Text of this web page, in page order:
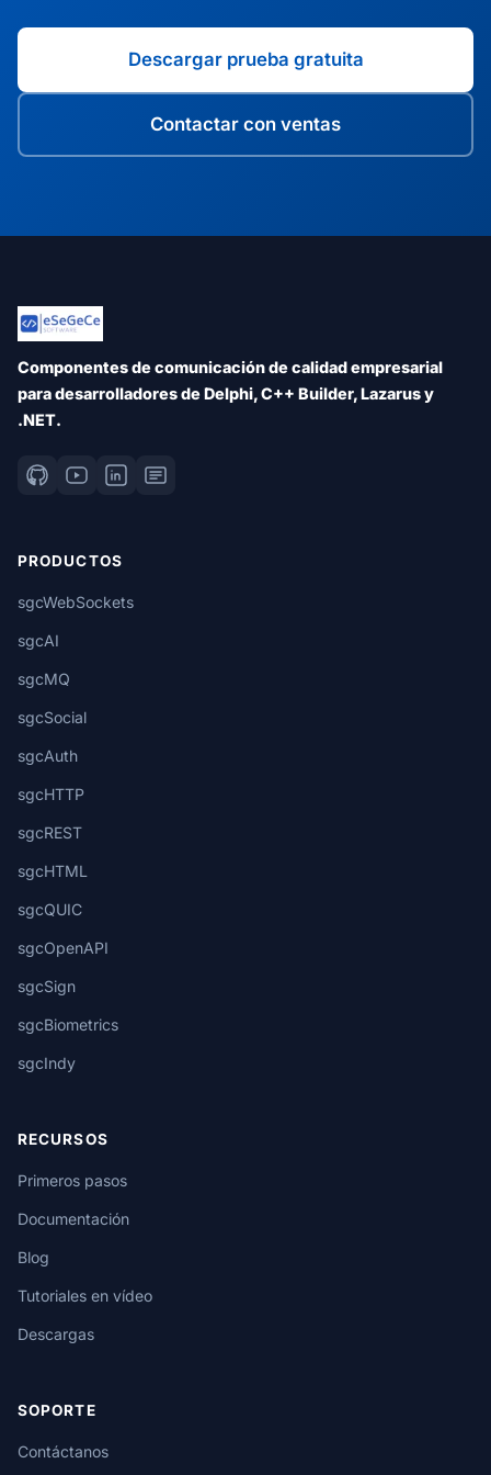
Descargar prueba gratuita
Contactar con ventas
Componentes de comunicación de calidad empresarial
para desarrolladores de Delphi, C++ Builder, Lazarus y
.NET.
PRODUCTOS
sgcWebSockets
sgcAI
sgcMQ
sgcSocial
sgcAuth
sgcHTTP
sgcREST
sgcHTML
sgcQUIC
sgcOpenAPI
sgcSign
sgcBiometrics
sgcIndy
RECURSOS
Primeros pasos
Documentación
Blog
Tutoriales en vídeo
Descargas
SOPORTE
Contáctanos